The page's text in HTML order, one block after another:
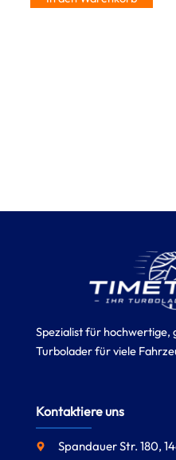
Spezialist für
Turbolader für viele
Kontaktiere uns
Spandauer Str. 180,